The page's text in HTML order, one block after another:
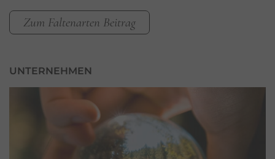
Zum Faltenarten Beitrag
UNTERNEHMEN